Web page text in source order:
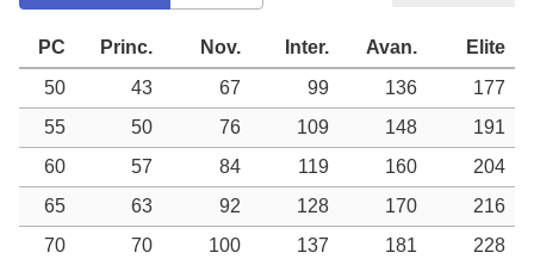
PC Princ. Nov. Inter. Avan.
Elite
50
43 67 99 136
177
55
50 76 109 148
191
60
57 84 119 160
204
65
63 92 128 170
216
70
70 100 137 181
228